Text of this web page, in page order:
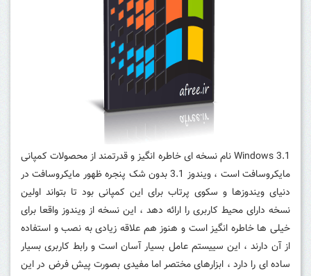
Windows 3.1 نام نسخه ای خاطره انگیز و قدرتمند از محصولات کمپانی
مایکروسافت است ، ویندوز 3.1 بدون شک پنجره ظهور مایکروسافت در
دنیای ویندوزها و سکوی پرتاب برای این کمپانی بود تا بتواند اولین
نسخه دارای محیط کاربری را ارائه دهد ، این نسخه از ویندوز واقعا برای
خیلی ها خاطره انگیز است و هنوز هم علاقه زیادی به نصب و استفاده
از آن دارند ، این سییستم عامل بسیار آسان است و رابط کاربری بسیار
ساده ای را دارد ، ابزارهای مختصر اما مفیدی بصورت پیش فرض در این